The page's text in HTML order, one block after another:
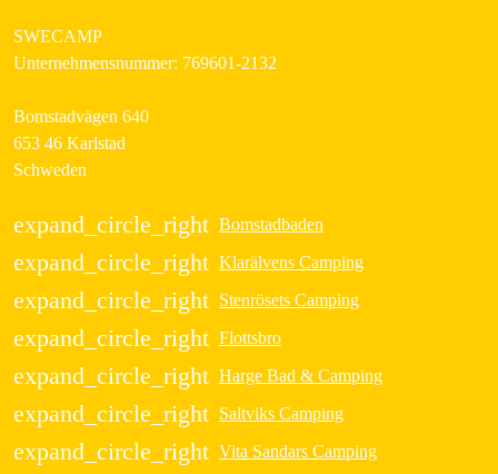
SWECAMP
Unternehmensnummer: 769601-2132
Bomstadvägen 640
653 46 Karlstad
Schweden
expand_circle_right Bomstadbaden
expand_circle_right Klarälvens Camping
expand_circle_right Stenrösets Camping
expand_circle_right Flottsbro
expand_circle_right Harge Bad & Camping
expand_circle_right Saltviks Camping
expand_circle_right Vita Sandars Camping